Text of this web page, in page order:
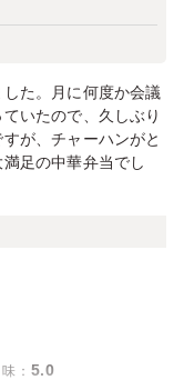
た。月に何度か会議
いたので、久しぶり
が、チャーハンがと
足の中華弁当でし
味 ： 5.0